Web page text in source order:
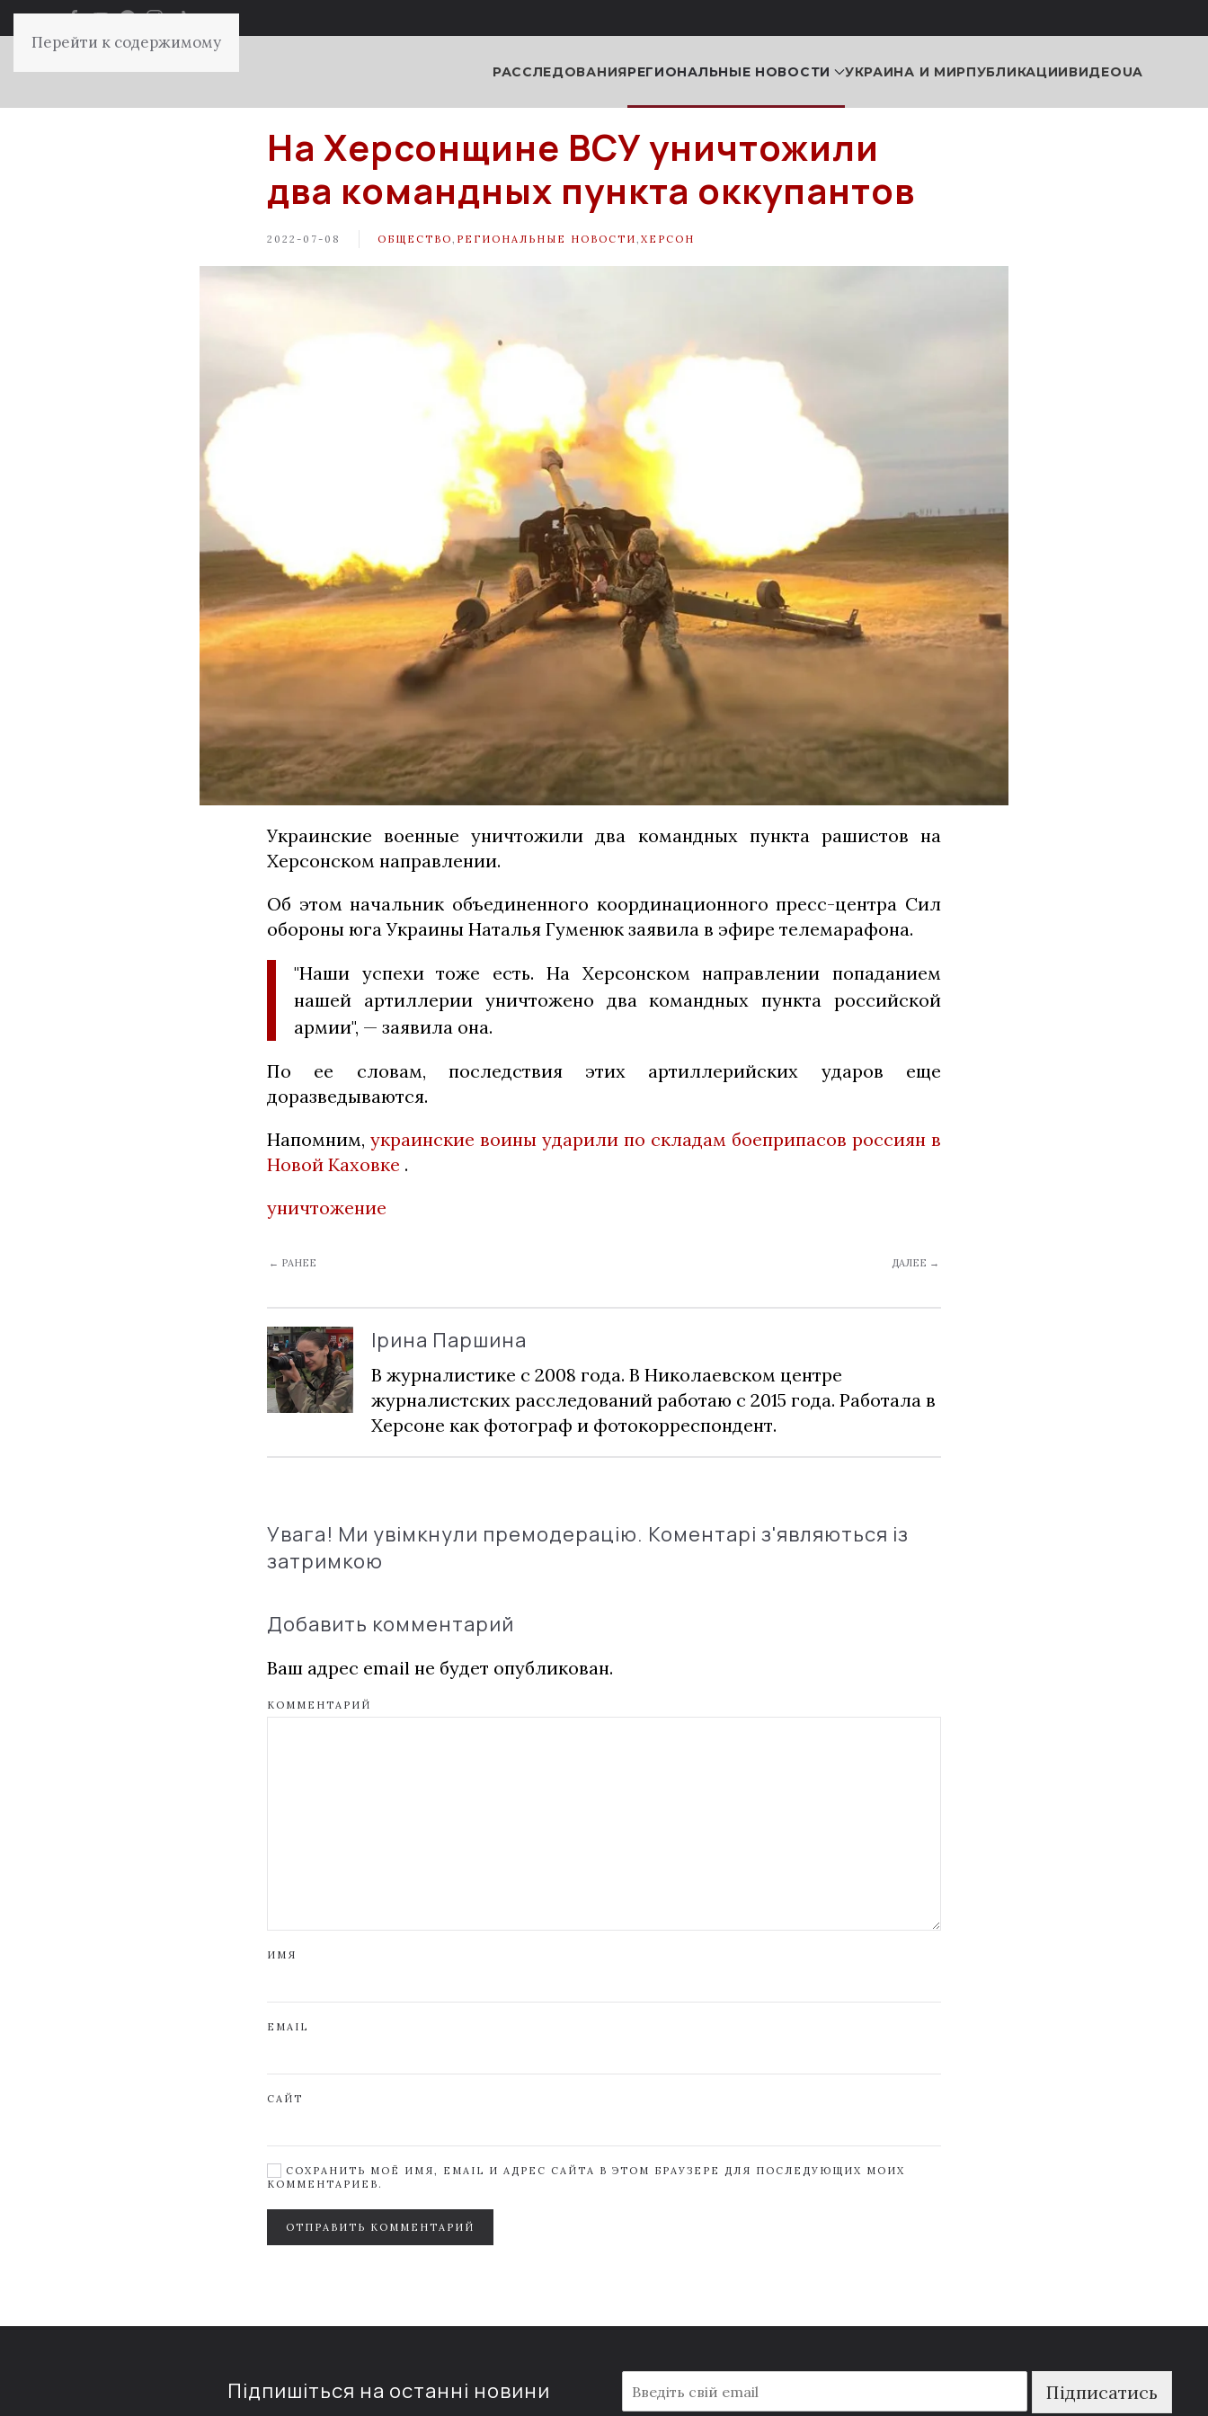
Перейти к содержимому
РАССЛЕДОВАНИЯРЕГИОНАЛЬНЫЕ НОВОСТИ УКРАИНА И МИРПУБЛИКАЦИИВИДЕОUA
На Херсонщине ВСУ уничтожили
два командных пункта оккупантов
2022-07-08 ОБЩЕСТВО РЕГИОНАЛЬНЫЕ НОВОСТИ ХЕРСОН
Украинские военные уничтожили два командных пункта рашистов на
Херсонском направлении.
Об этом начальник объединенного координационного пресс-центра Сил
обороны юга Украины Наталья Гуменюк заявила в эфире телемарафона.
"Наши успехи тоже есть. На Херсонском направлении попаданием
нашей артиллерии уничтожено два командных пункта российской
армии", — заявила она.
По ее словам, последствия этих артиллерийских ударов еще
доразведываются.
Напомним, украинские воины ударили по складам боеприпасов россиян в
Новой Каховке .
уничтожение
← РАНЕЕ ДАЛЕЕ →
Ірина Паршина
В журналистике с 2008 года. В Николаевском центре
журналистских расследований работаю с 2015 года. Работала в
Херсоне как фотограф и фотокорреспондент.
Увага! Ми увімкнули премодерацію. Коментарі з'являються із
затримкою
Добавить комментарий
Ваш адрес email не будет опубликован.
КОММЕНТАРИЙ
ИМЯ
EMAIL
САЙТ
СОХРАНИТЬ МОЁ ИМЯ, EMAIL И АДРЕС САЙТА В ЭТОМ БРАУЗЕРЕ ДЛЯ ПОСЛЕДУЮЩИХ МОИХ
КОММЕНТАРИЕВ.
ОТПРАВИТЬ КОММЕНТАРИЙ
Підпишіться на останні новини
m
Підписатись